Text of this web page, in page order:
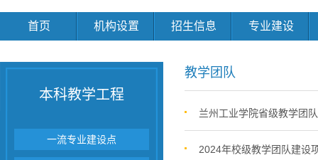
首页 机构设置 招生信息 专业建设
本科教学工程
一流专业建设点
教学团队
兰州工业学院省级教学团
2024年校级教学团队建设